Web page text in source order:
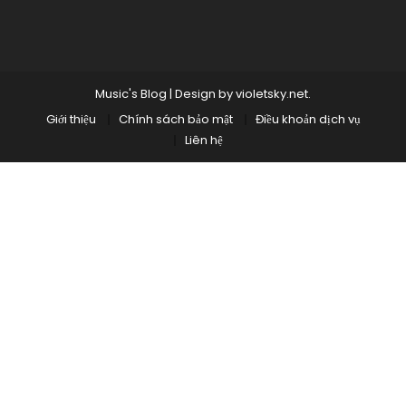
Music's Blog | Design byvioletsky.net.
Giới thiệu
Chính sách bảo mật
Điều khoản dịch vụ
Liên hệ